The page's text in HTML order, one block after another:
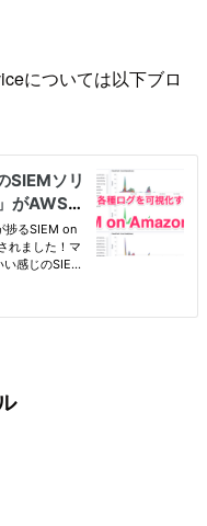
については以下ブロ